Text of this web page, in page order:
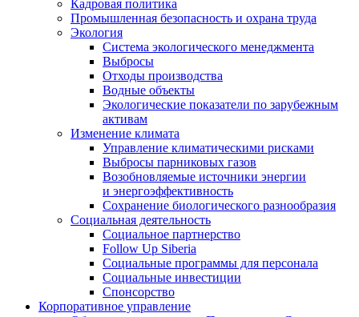
Кадровая политика
Промышленная безопасность и охрана труда
Экология
Система экологического менеджмента
Выбросы
Отходы производства
Водные объекты
Экологические показатели по зарубежным
активам
Изменение климата
Управление климатическими рисками
Выбросы парниковых газов
Возобновляемые источники энергии
и энергоэффективность
Сохранение биологического разнообразия
Социальная деятельность
Социальное партнерство
Follow Up Siberia
Социальные программы для персонала
Социальные инвестиции
Спонсорство
Корпоративное управление